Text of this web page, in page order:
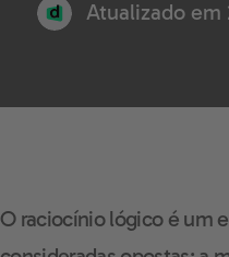
Atualizado em
O raciocínio lógico é um